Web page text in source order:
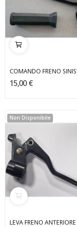
15,00 €
Non Disponibile